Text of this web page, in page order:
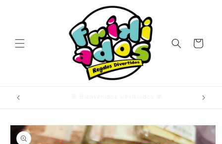
Carrito
directamente
a la